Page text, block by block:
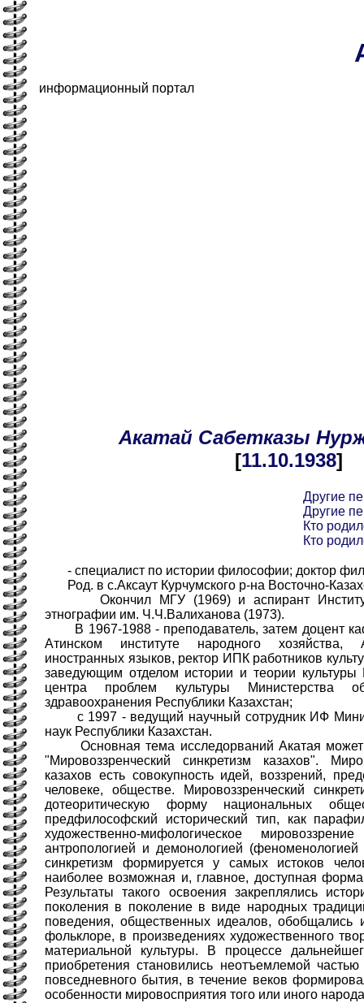
информационный портал
Акатай Сабетказы
[11.10.1938]
Другие
Другие
Кто
Кто
- специалист по истории философии; доктор
Род. в с.Аксаут Курчумского р-на Восточно-
Окончил МГУ (1969) и аспирант
этнографии им. Ч.Ч.Валиханова (1973).
В 1967-1988 - преподаватель, затем доцент
Атинском институте народного хозяйства,
иностранных языков, ректор ИПК работников
заведующим отделом истории и теории культуры
центра проблем культуры Министерства
здравоохранения Республики Казахстан;
с 1997 - ведущий научный сотрудник ИФ
наук Республики Казахстан.
Основная тема исследорваний Акатая может
"Мировоззренческий синкретизм казахов".
казахов есть совокупность идей, воззрений,
человеке, обществе. Мировоззренческий
дотеоритическую форму национальных
предфилософский исторический тип, как
художественно-мифологическое
антропологией и демонологией (феноменологией
синкретизм формируется у самых истоков
наиболее возможная и, главное, доступная
Результаты такого освоения закреплялись
поколения в поколение в виде народных
поведения, общественных идеалов,
фольклоре, в произведениях художественного
материальной культуры. В процессе
приобретения становились неотъемлемой
повседневного бытия, в течение веков
особенности мировосприятия того или иного